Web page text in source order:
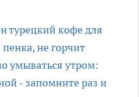
турецкий кофе для
не горчит
умываться утром:
- запомните раз и